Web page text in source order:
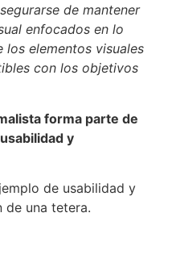
de mantener
enfocados en lo
los elementos visuales
con los objetivos
forma parte de
y
de usabilidad y
de una tetera.